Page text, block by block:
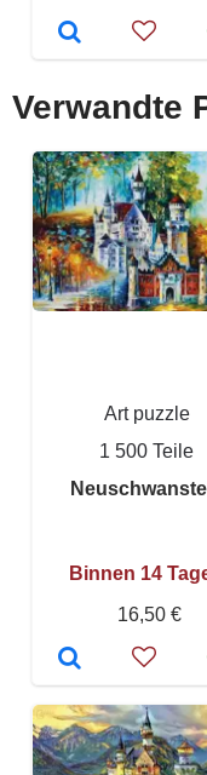
Verwandte
Art puzzle
1 500 Teile
Binnen 14
16,50 €